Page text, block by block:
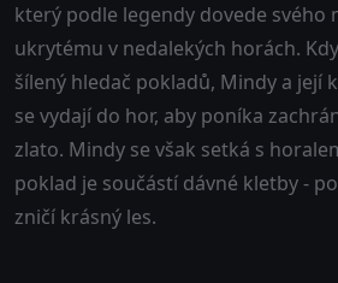
který podle legendy dovede svého
ukrytému v nedalekých horách.
šílený hledač pokladů, Mindy a její
se vydají do hor, aby poníka
zlato. Mindy se však setká s
poklad je součástí dávné kletby -
zničí krásný les.